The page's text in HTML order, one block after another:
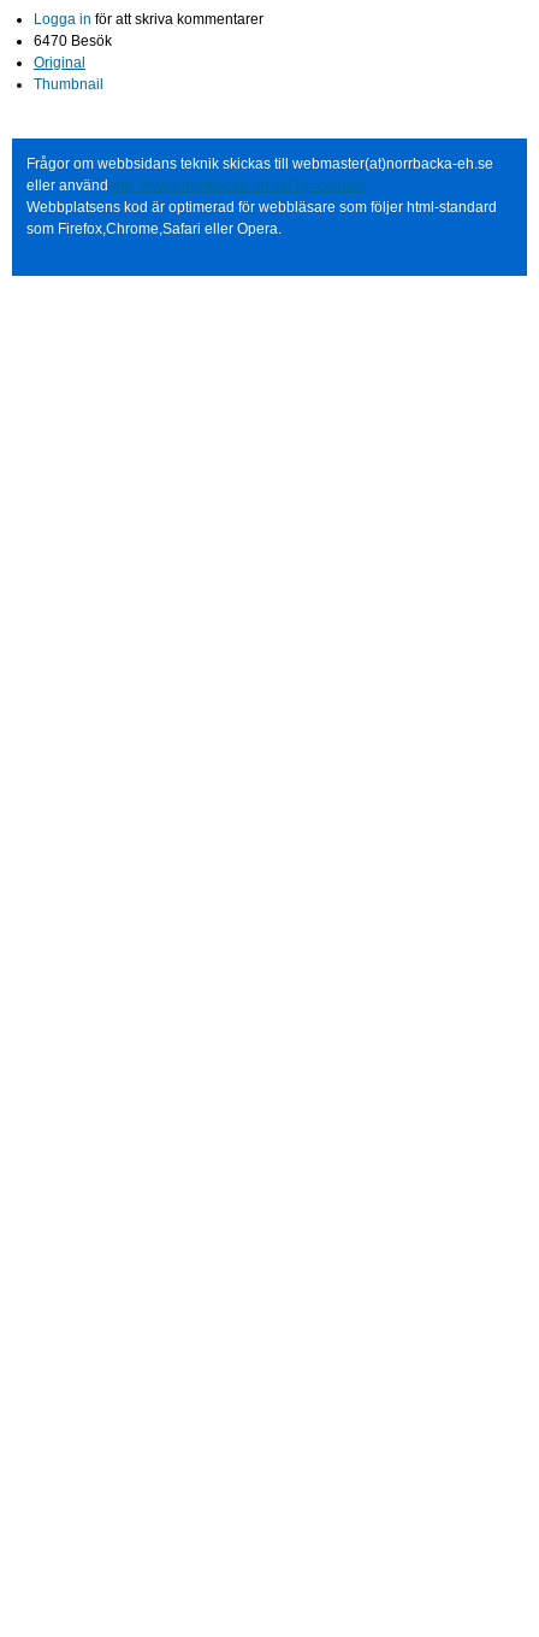
Logga in för att skriva kommentarer
6470 Besök
Original
Thumbnail
Frågor om webbsidans teknik skickas till webmaster(at)norrbacka-eh.se
eller använd http://www.norrbacka-eh.se/?q=contact
Webbplatsens kod är optimerad för webbläsare som följer html-standard
som Firefox,Chrome,Safari eller Opera.